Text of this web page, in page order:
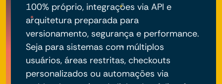
100% próprio, integrações via API e
arquitetura preparada para
versionamento, segurança e performance.
Seja para sistemas com múltiplos
usuários, áreas restritas, checkouts
personalizados ou automações via